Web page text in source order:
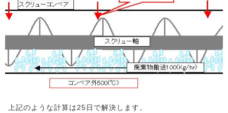
上記のような計算は25日で解決します。